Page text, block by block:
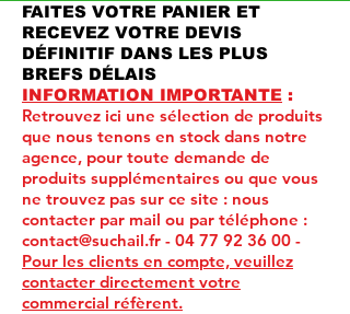
FAITES VOTRE PANIER ET
RECEVEZ VOTRE DEVIS
DÉFINITIF DANS LES PLUS
BREFS DÉLAIS
INFORMATION IMPORTANTE :
Retrouvez ici une sélection de produits
que nous tenons en stock dans notre
agence, pour toute demande de
produits supplémentaires ou que vous
ne trouvez pas sur ce site : nous
contacter par mail ou par téléphone :
contact@suchail.fr - 04 77 92 36 00 -
Pour les clients en compte, veuillez
contacter directement votre
commercial réfèrent.